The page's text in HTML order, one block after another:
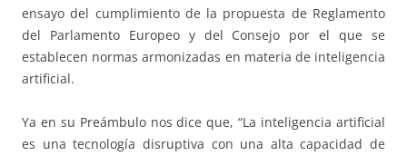
ensayo del cumplimiento de la propuesta de Reglamento
del Parlamento Europeo y del Consejo por el que se
establecen normas armonizadas en materia de inteligencia
artificial.
Ya en su Preámbulo nos dice que, “La inteligencia artificial
es una tecnología disruptiva con una alta capacidad de